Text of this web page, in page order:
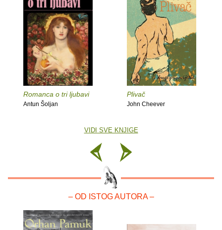
Romanca o tri ljubavi
Antun Šoljan
Plivač
John Cheever
VIDI SVE KNJIGE
– OD ISTOG AUTORA –